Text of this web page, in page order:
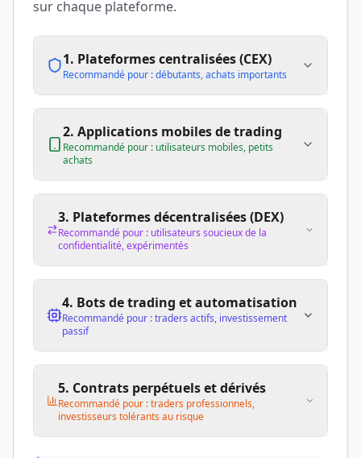
sur chaque plateforme.
1. Plateformes centralisées (CEX)
Recommandé pour : débutants, achats importants
2. Applications mobiles de trading
Recommandé pour : utilisateurs mobiles, petits
achats
3. Plateformes décentralisées (DEX)
Recommandé pour : utilisateurs soucieux de la
confidentialité, expérimentés
4. Bots de trading et automatisation
Recommandé pour : traders actifs, investissement
passif
5. Contrats perpétuels et dérivés
Recommandé pour : traders professionnels,
investisseurs tolérants au risque